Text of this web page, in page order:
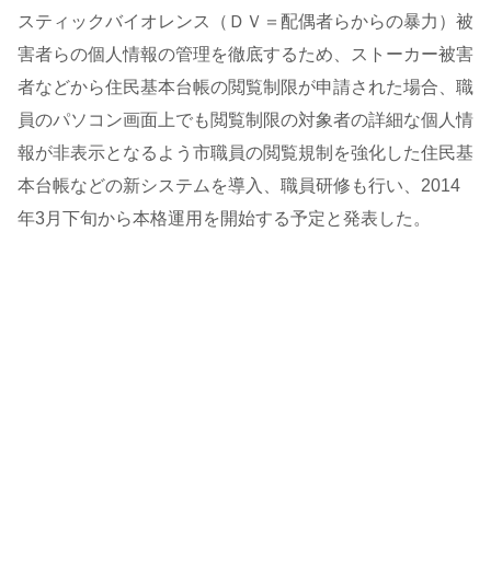
スティックバイオレンス（ＤＶ＝配偶者らからの暴力）被
害者らの個人情報の管理を徹底するため、ストーカー被害
者などから住民基本台帳の閲覧制限が申請された場合、職
員のパソコン画面上でも閲覧制限の対象者の詳細な個人情
報が非表示となるよう市職員の閲覧規制を強化した住民基
本台帳などの新システムを導入、職員研修も行い、2014
年3月下旬から本格運用を開始する予定と発表した。